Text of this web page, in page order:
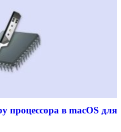
процессора в macOS для